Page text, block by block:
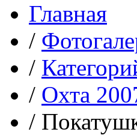
Главная
/
/
/ Охта
/